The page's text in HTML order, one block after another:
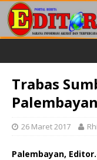
Trabas
26 Maret 2017
Palembayan,